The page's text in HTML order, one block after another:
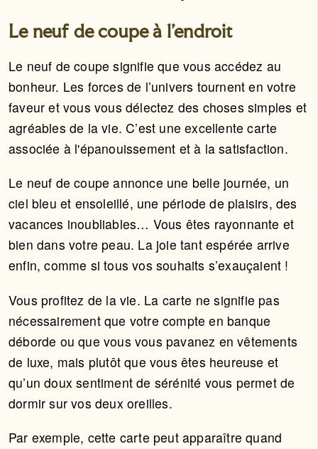
Le neuf de coupe à l'endroit
Le neuf de coupe signifie que vous accédez au
bonheur. Les forces de l’univers tournent en votre
faveur et vous vous délectez des choses simples et
agréables de la vie. C’est une excellente carte
associée à l'épanouissement et à la satisfaction.
Le neuf de coupe annonce une belle journée, un
ciel bleu et ensoleillé, une période de plaisirs, des
vacances inoubliables… Vous êtes rayonnante et
bien dans votre peau. La joie tant espérée arrive
enfin, comme si tous vos souhaits s’exauçaient !
Vous profitez de la vie. La carte ne signifie pas
nécessairement que votre compte en banque
déborde ou que vous vous pavanez en vêtements
de luxe, mais plutôt que vous êtes heureuse et
qu’un doux sentiment de sérénité vous permet de
dormir sur vos deux oreilles.
Par exemple, cette carte peut apparaître quand